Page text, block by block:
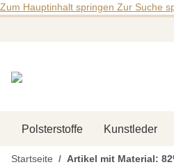
Zum Hauptinhalt springen Zur Suche
Polsterstoffe Kunstleder
Startseite Artikel mit Material: